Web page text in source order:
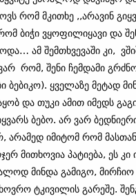
რომ მკითხე ,,არავინ
ბიჭი ვყოფილიყავი და
ამ შემთხვევაში კი,
რომ, შენი ჩემდამი
ბებიკო). ყველაზე მეტად
და თუკი ამით იმედს
ბებო. არ ვარ
იმიტომ რომ
მითხოვია პატიება, ეს კი
მინდა გამიგო, მირჩიო
ტკივილის გარეშე.